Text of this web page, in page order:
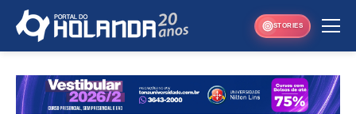
STORIES